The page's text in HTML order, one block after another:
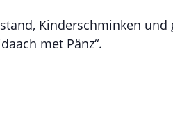
Kinderschminken
met Pänz“.